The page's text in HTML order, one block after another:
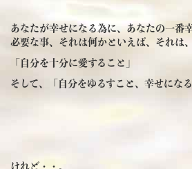
あなたが幸せになる為に、あなたの一番
必要な事、それは何かといえば、それは、
「自分を十分に愛すること」
そして、「自分をゆるすこと、幸せにな
けれど・・。